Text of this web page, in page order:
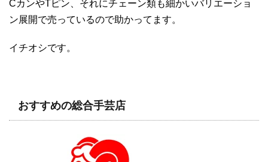
CカンやTピン、それにチェーン類も細かいバリエーショ
ン展開で売っているので助かってます。
イチオシです。
おすすめの総合手芸店